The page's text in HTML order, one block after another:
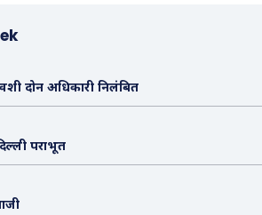
दोन अधिकारी निलंबित
पराभूत